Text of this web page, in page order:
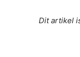
Dit artikel